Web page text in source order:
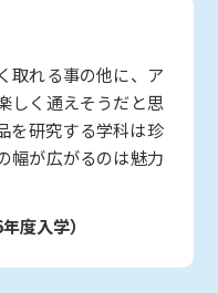
取れる事の他に、ア
しく通えそうだと思
を研究する学科は珍
幅が広がるのは魅力
度入学）